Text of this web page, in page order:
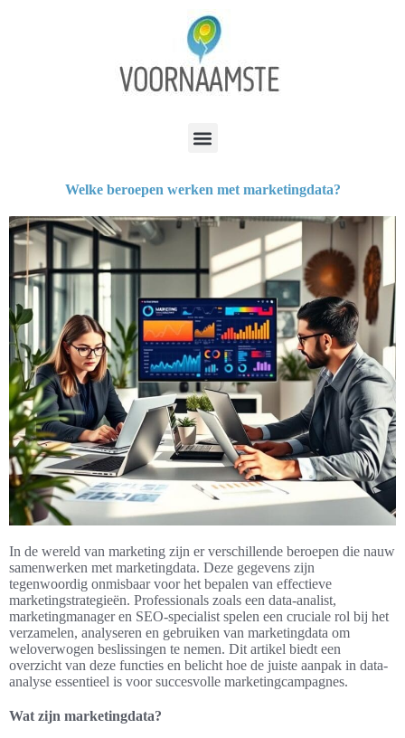
Welke beroepen werken met marketingdata?
In de wereld van marketing zijn er verschillende beroepen die nauw
samenwerken met marketingdata. Deze gegevens zijn
tegenwoordig onmisbaar voor het bepalen van effectieve
marketingstrategieën. Professionals zoals een data-analist,
marketingmanager en SEO-specialist spelen een cruciale rol bij het
verzamelen, analyseren en gebruiken van marketingdata om
weloverwogen beslissingen te nemen. Dit artikel biedt een
overzicht van deze functies en belicht hoe de juiste aanpak in data-
analyse essentieel is voor succesvolle marketingcampagnes.
Wat zijn marketingdata?